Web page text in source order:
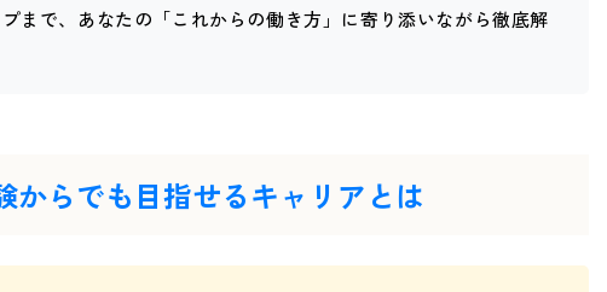
まで、あなたの「これからの働き方」に寄り添いながら徹底解
らでも目指せるキャリアとは